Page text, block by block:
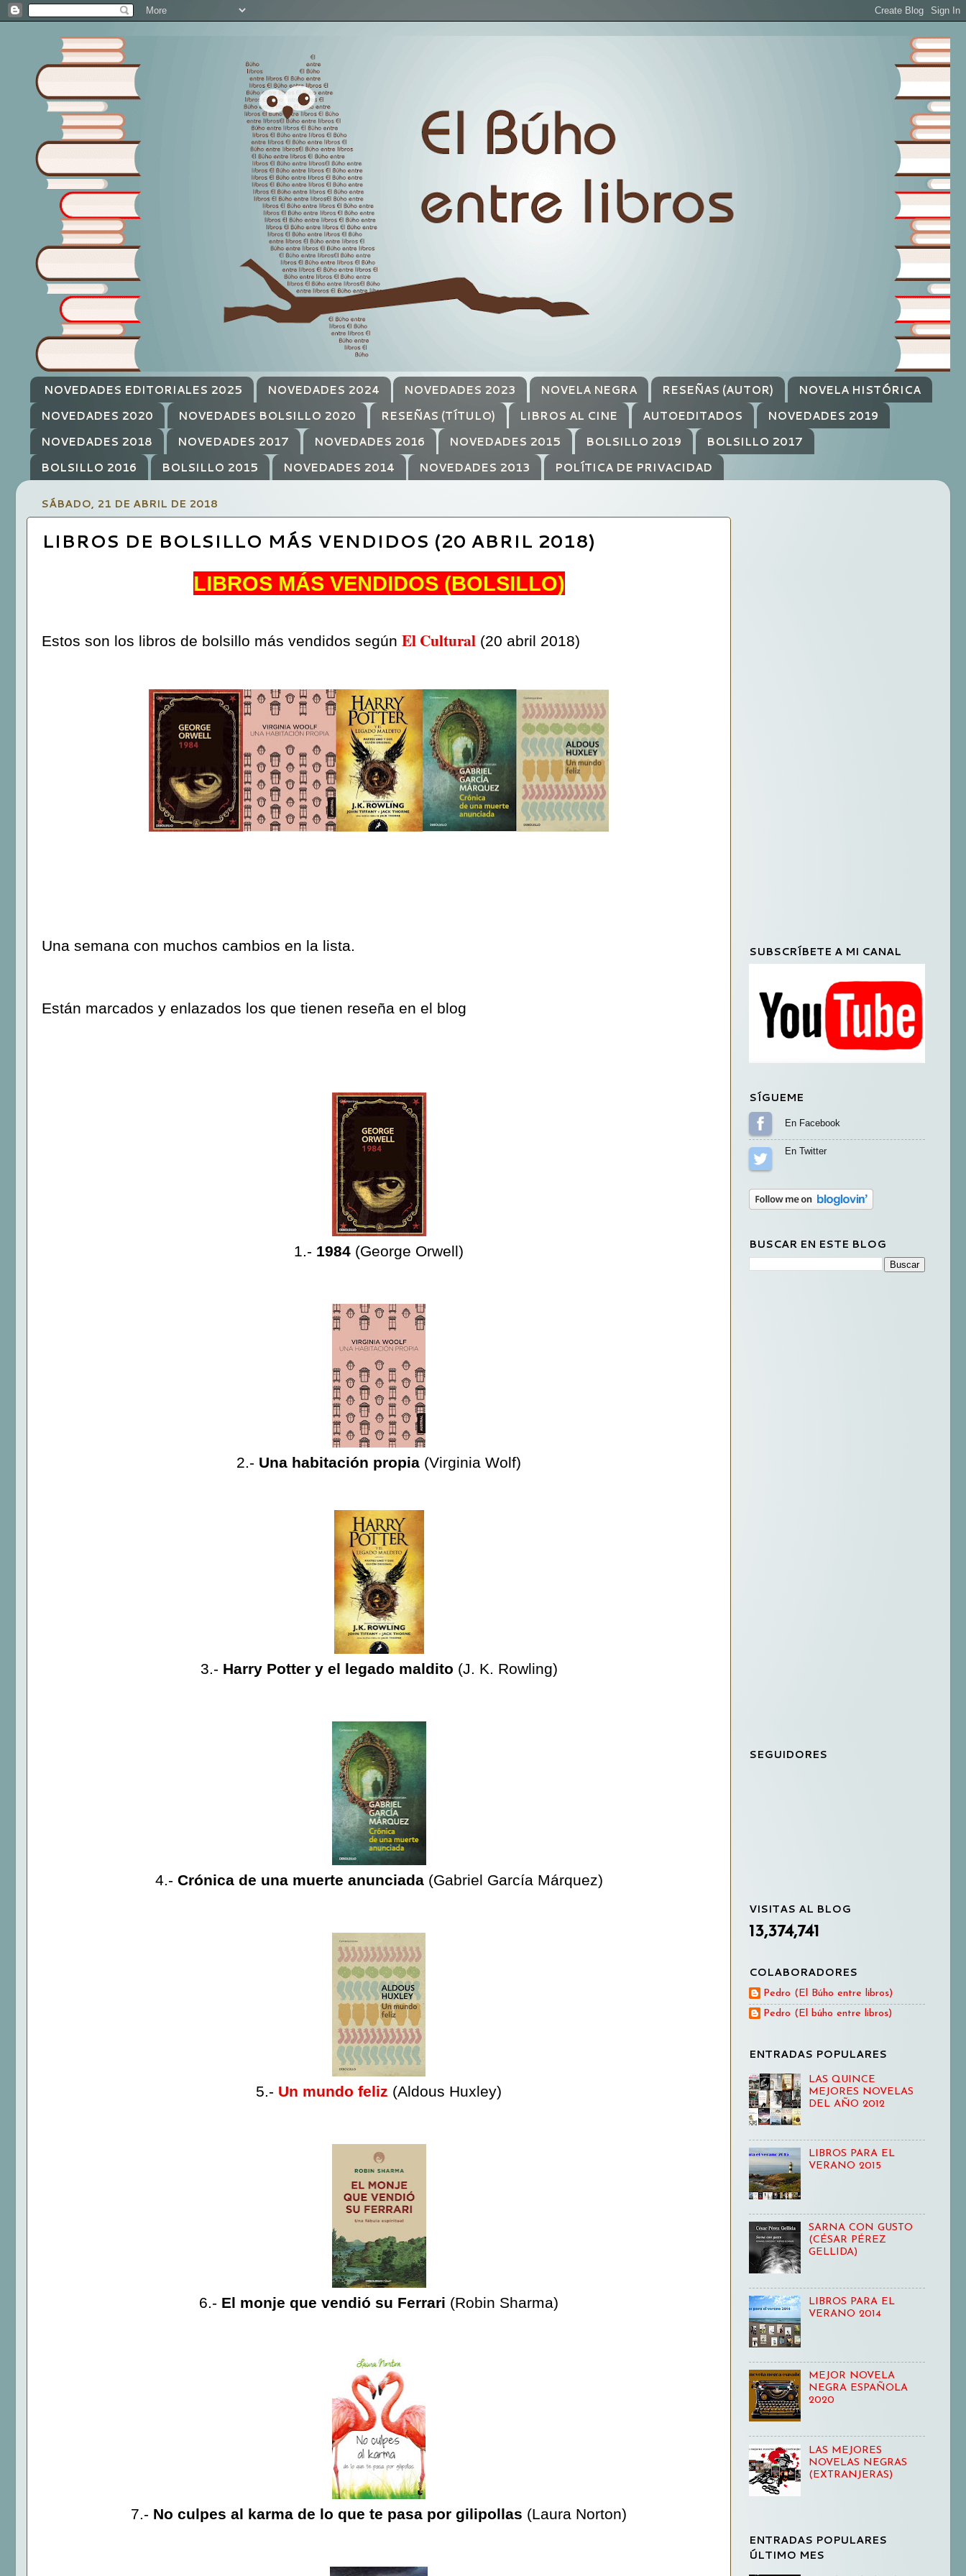
NOVEDADES EDITORIALES 2025 NOVEDADES 2024 NOVEDADES 2023 NOVELA NEGRA RESEÑAS (AUTOR)
NOVELA HISTÓRICA
NOVEDADES 2020
NOVEDADES BOLSILLO 2020 RESEÑAS (TÍTULO) LIBROS AL CINE AUTOEDITADOS
NOVEDADES 2019
NOVEDADES 2018
NOVEDADES 2017 NOVEDADES 2016 NOVEDADES 2015 BOLSILLO 2019
BOLSILLO 2017
BOLSILLO 2016
BOLSILLO 2015 NOVEDADES 2014 NOVEDADES 2013 POLÍTICA DE PRIVACIDAD
SÁBADO, 21 DE ABRIL DE 2018
LIBROS DE BOLSILLO MÁS VENDIDOS (20 ABRIL 2018)
LIBROS MÁS VENDIDOS (BOLSILLO)
Estos son los libros de bolsillo más vendidos según El Cultural (20 abril 2018)
Una semana con muchos cambios en la lista.
Están marcados y enlazados los que tienen reseña en el blog
1.- 1984 (George Orwell)
2.- Una habitación propia (Virginia Wolf)
3.- Harry Potter y el legado maldito (J. K. Rowling)
4.- Crónica de una muerte anunciada(Gabriel García Márquez)
5.- Un mundo feliz (Aldous Huxley)
6.- El monje que vendió su Ferrari (Robin Sharma)
7.- No culpes al karma de lo que te pasa por gilipollas (Laura Norton)
SUBSCRÍBETE A MI CANAL
SÍGUEME
Sígueme en Facebook
BUSCAR EN ESTE BLOG
SEGUIDORES
VISITAS AL BLOG
13,374,741
COLABORADORES
Pedro (El Búho entre libros)
Pedro (El búho entre libros)
ENTRADAS POPULARES
LAS QUINCE
MEJORES NOVELAS
DEL AÑO 2012
LIBROS PARA EL
VERANO 2015
SARNA CON GUSTO
(CÉSAR PÉREZ
GELLIDA)
LIBROS PARA EL
VERANO 2014
MEJOR NOVELA
NEGRA ESPAÑOLA
2020
LAS MEJORES
NOVELAS NEGRAS
(EXTRANJERAS)
ENTRADAS POPULARES
ÚLTIMO MES